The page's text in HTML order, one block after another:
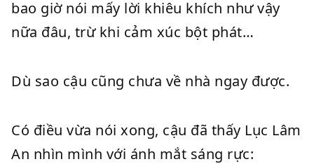
bao giờ nói mấy lời khiêu khích như vậy
nữa đâu, trừ khi cảm xúc bột phát…
Dù sao cậu cũng chưa về nhà ngay được.
Có điều vừa nói xong, cậu đã thấy Lục Lâm
An nhìn mình với ánh mắt sáng rực: